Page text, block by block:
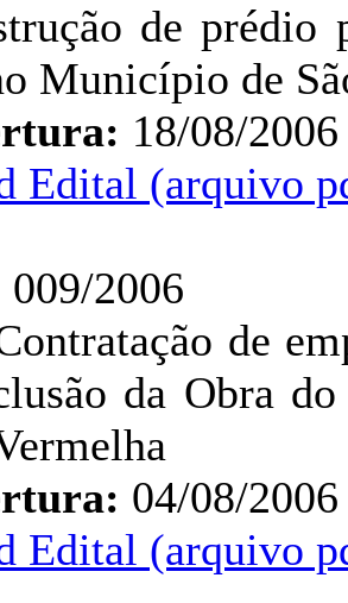
de prédio
Município de
18/08/2006
Edital (arquivo
009/2006
de
da Obra
04/08/2006
Edital (arquivo